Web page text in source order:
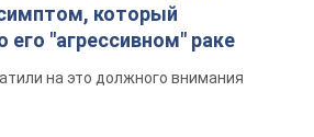
который
его "агрессивном" раке
на это должного внимания